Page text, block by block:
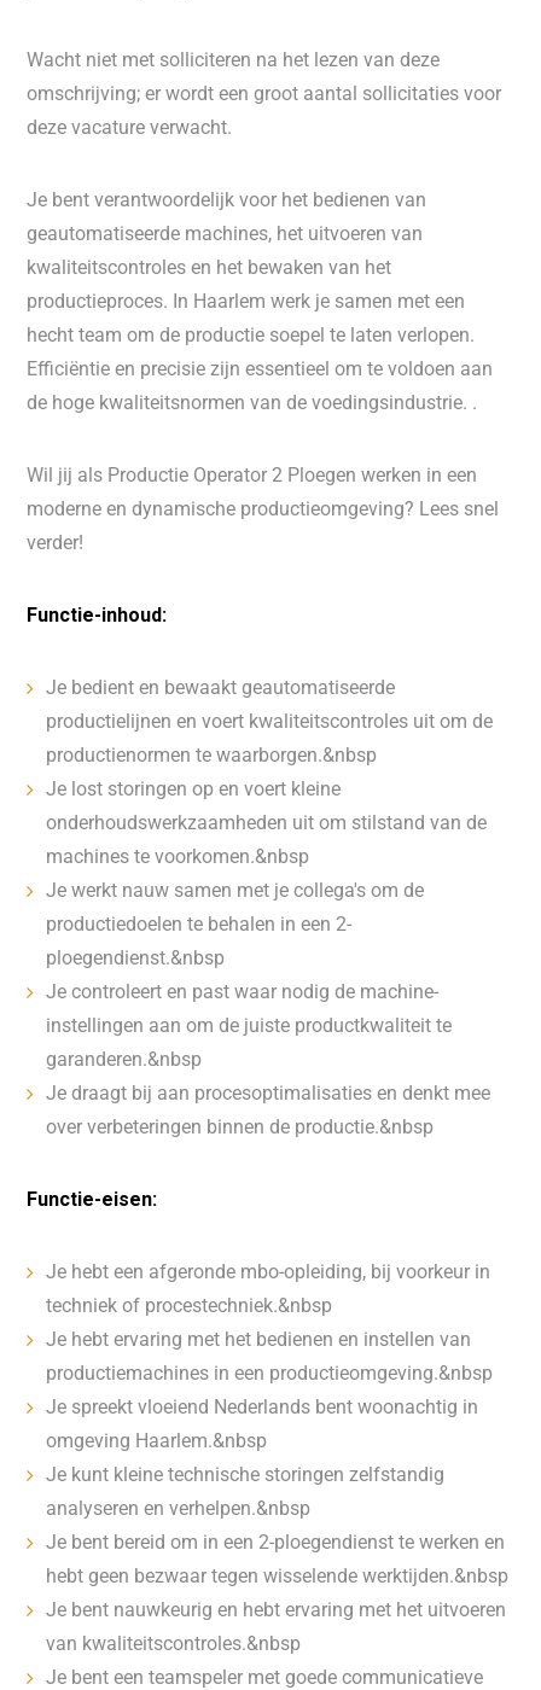
Wacht niet met solliciteren na het lezen van deze
omschrijving; er wordt een groot aantal sollicitaties voor
deze vacature verwacht.
Je bent verantwoordelijk voor het bedienen van
geautomatiseerde machines, het uitvoeren van
kwaliteitscontroles en het bewaken van het
productieproces. In Haarlem werk je samen met een
hecht team om de productie soepel te laten verlopen.
Efficiëntie en precisie zijn essentieel om te voldoen aan
de hoge kwaliteitsnormen van de voedingsindustrie. .
Wil jij als Productie Operator 2 Ploegen werken in een
moderne en dynamische productieomgeving? Lees snel
verder!
Functie-inhoud:
Je bedient en bewaakt geautomatiseerde
productielijnen en voert kwaliteitscontroles uit om de
productienormen te waarborgen.&nbsp
Je lost storingen op en voert kleine
onderhoudswerkzaamheden uit om stilstand van de
machines te voorkomen.&nbsp
Je werkt nauw samen met je collega's om de
productiedoelen te behalen in een 2-
ploegendienst.&nbsp
Je controleert en past waar nodig de machine-
instellingen aan om de juiste productkwaliteit te
garanderen.&nbsp
Je draagt bij aan procesoptimalisaties en denkt mee
over verbeteringen binnen de productie.&nbsp
Functie-eisen:
Je hebt een afgeronde mbo-opleiding, bij voorkeur in
techniek of procestechniek.&nbsp
Je hebt ervaring met het bedienen en instellen van
productiemachines in een productieomgeving.&nbsp
Je spreekt vloeiend Nederlands bent woonachtig in
omgeving Haarlem.&nbsp
Je kunt kleine technische storingen zelfstandig
analyseren en verhelpen.&nbsp
Je bent bereid om in een 2-ploegendienst te werken en
hebt geen bezwaar tegen wisselende werktijden.&nbsp
Je bent nauwkeurig en hebt ervaring met het uitvoeren
van kwaliteitscontroles.&nbsp
Je bent een teamspeler met goede communicatieve